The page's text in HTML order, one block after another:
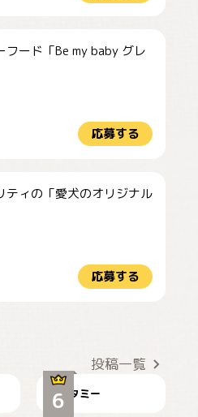
ード「Be my baby グレ
応募する
ティの「愛犬のオリジナル
応募する
投稿一覧
タミー